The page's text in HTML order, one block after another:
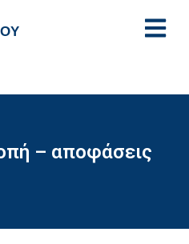
– αποφάσεις